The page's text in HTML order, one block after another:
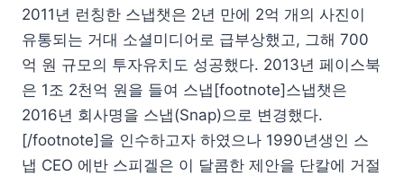
2011년 런칭한 스냅챗은 2년 만에 2억 개의 사진이
유통되는 거대 소셜미디어로 급부상했고, 그해 700
억 원 규모의 투자유치도 성공했다. 2013년 페이스북
은 1조 2천억 원을 들여 스냅[footnote]스냅챗은
2016년 회사명을 스냅(Snap)으로 변경했다.
[/footnote]을 인수하고자 하였으나 1990년생인 스
냅 CEO 에반 스피겔은 이 달콤한 제안을 단칼에 거절